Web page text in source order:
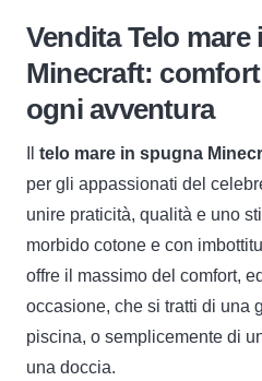
Novia
quantità
Vendita Telo
Minecraft:
ogni avventura
telo mare in spugna
per gli appassionati del
unire praticità, qualità e uno
morbido cotone e con
offre il massimo del comfort,
occasione, che si tratti di una
piscina, o semplicemente di
una doccia.